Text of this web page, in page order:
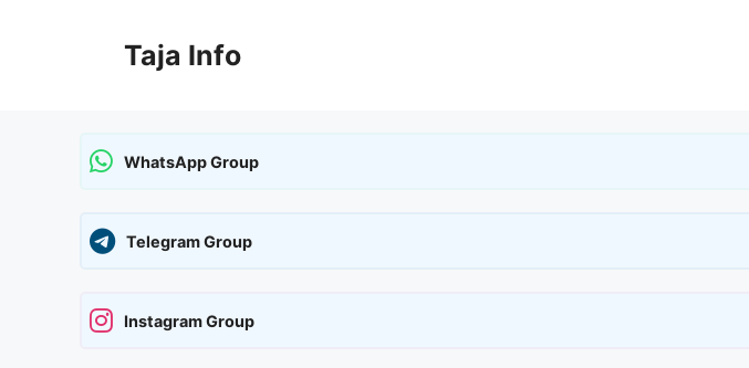
Taja Info
WhatsApp Group
Telegram Group
Instagram Group